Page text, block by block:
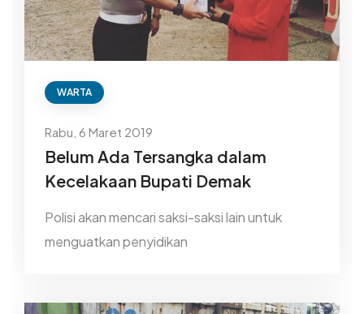
WARTA
Rabu, 6 Maret 2019
Belum Ada Tersangka dalam
Kecelakaan Bupati Demak
Polisi akan mencari saksi-saksi lain untuk
menguatkan penyidikan